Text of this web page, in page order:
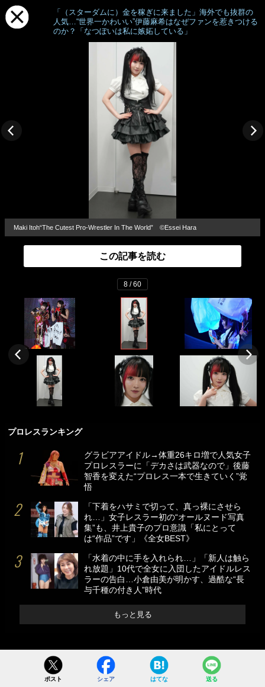
「（スターダムに）金を稼ぎに来ました」海外でも抜群の
人気…“世界一かわいい”伊藤麻希はなぜファンを惹きつける
のか？「なつぽいは私に嫉妬している」
Maki Itoh“The Cutest Pro-Wrestler In The World” ©Essei Hara
この記事を読む
8 / 60
プロレスランキング
グラビアアイドル→体重26キロ増で人気女子
プロレスラーに「デカさは武器なので」後藤
智香を変えた“プロレス一本で生きていく”覚
悟
「下着をハサミで切って、真っ裸にさせら
れ…」女子レスラー初の“オールヌード写真
集”も、井上貴子のプロ意識「私にとって
は“作品”です」《全女BEST》
「水着の中に手を入れられ…」「新人は触ら
れ放題」10代で全女に入団したアイドルレス
ラーの告白…小倉由美が明かす、過酷な“長
与千種の付き人”時代
もっと見る
ポスト シェア はてな 送る